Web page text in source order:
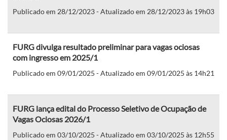
Publicado em 28/12/2023 - Atualizado em 28/12/2023 às 19h03
FURG divulga resultado preliminar para vagas ociosas
com ingresso em 2025/1
Publicado em 09/01/2025 - Atualizado em 09/01/2025 às 14h21
FURG lança edital do Processo Seletivo de Ocupação de
Vagas Ociosas 2026/1
Publicado em 03/10/2025 - Atualizado em 03/10/2025 às 12h55